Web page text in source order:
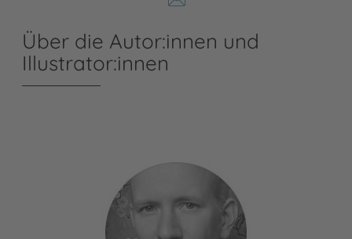
Über die Autor:innen und
Illustrator:innen